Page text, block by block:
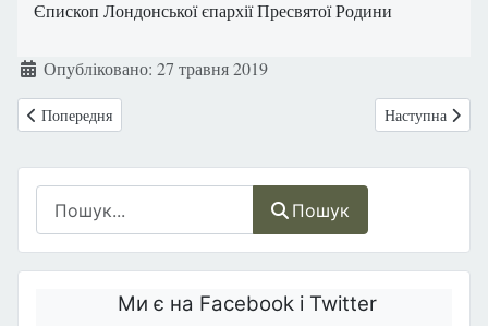
Пошук
Ми є на Facebook і Twitter
Єпископ Лондонської єпархії Пресвятої Родини
ДеталіОпубліковано: 27 травня 2019
Попередня стаття: Природне планування сім’ї.
Попередня Наступна
Наступна